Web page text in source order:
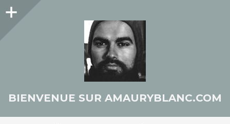
Colonne
BIENVENUE SUR AMAURYBLANC.COM